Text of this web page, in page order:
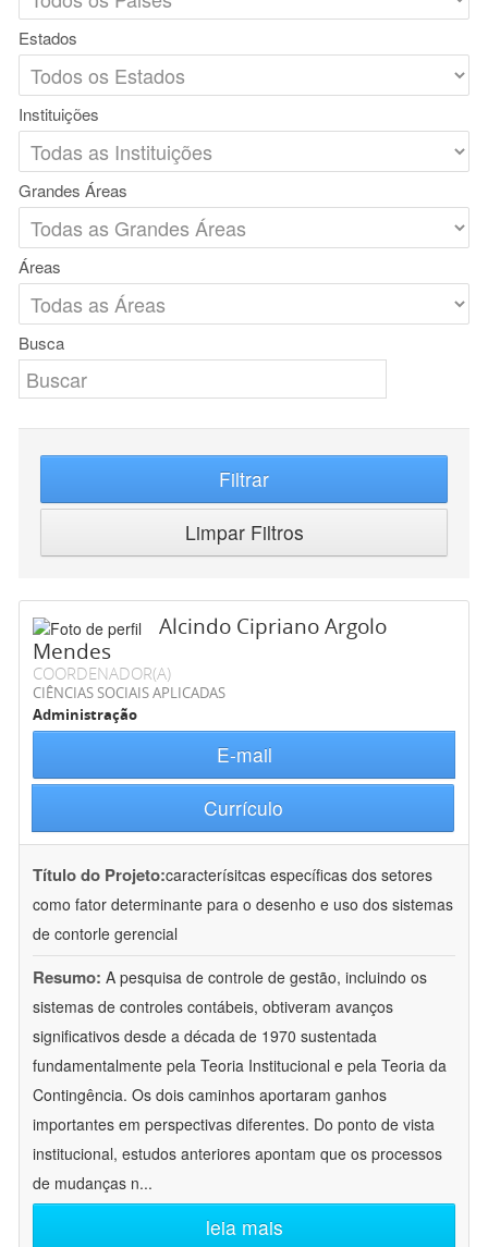
Estados
Instituições
Grandes Áreas
Áreas
Busca
Filtrar
Limpar Filtros
Alcindo Cipriano Argolo
Mendes
COORDENADOR(A)
CIÊNCIAS SOCIAIS APLICADAS
Administração
E-mail
Currículo
Título do Projeto:caracterísitcas específicas dos setores
como fator determinante para o desenho e uso dos sistemas
de contorle gerencial
Resumo: A pesquisa de controle de gestão, incluindo os
sistemas de controles contábeis, obtiveram avanços
significativos desde a década de 1970 sustentada
fundamentalmente pela Teoria Institucional e pela Teoria da
Contingência. Os dois caminhos aportaram ganhos
importantes em perspectivas diferentes. Do ponto de vista
institucional, estudos anteriores apontam que os processos
de mudanças n...
leia mais